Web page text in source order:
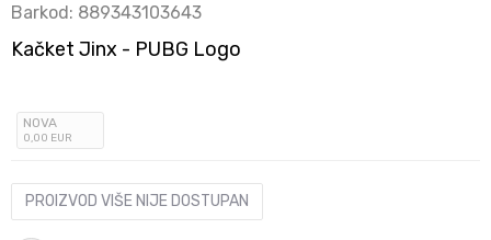
Barkod: 889343103643
Kačket Jinx - PUBG Logo
NOVA
0,00 EUR
PROIZVOD VIŠE NIJE DOSTUPAN